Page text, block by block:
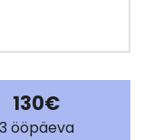
130€
3 ööpäeva